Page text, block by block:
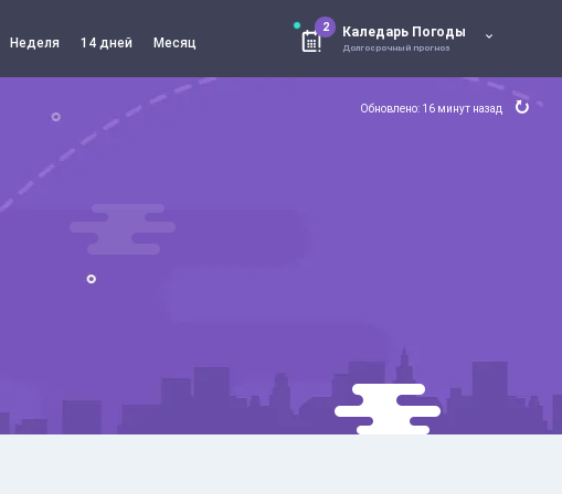
Неделя 14 дней Месяц
2 Каледарь Погоды
Долгосрочный прогноз
Обновлено: 16 минут назад